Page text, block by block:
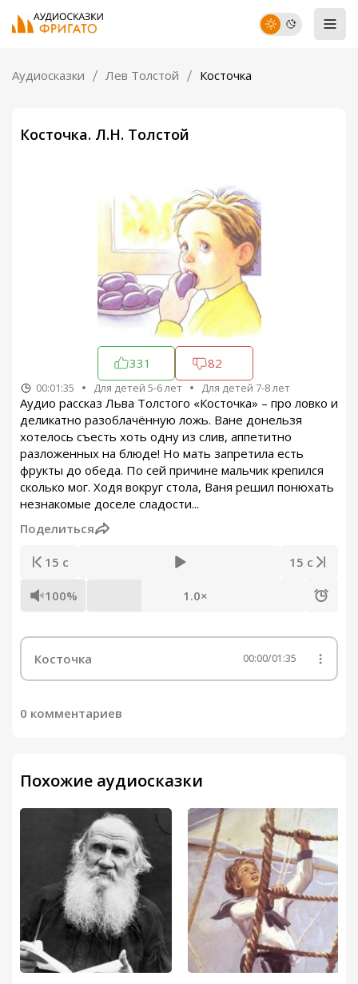
Аудиосказки Лев Толстой Косточка
Косточка. Л.Н. Толстой
331 82
00:01:35 Для детей 5-6 лет Для детей 7-8 лет
Аудио рассказ Льва Толстого «Косточка» – про ловко и
деликатно разоблачённую ложь. Ване донельзя
хотелось съесть хоть одну из слив, аппетитно
разложенных на блюде! Но мать запретила есть
фрукты до обеда. По сей причине мальчик крепился
сколько мог. Ходя вокруг стола, Ваня решил понюхать
незнакомые доселе сладости...
Поделиться
15 с 15 с
100% 1.0×
Косточка 00:00/01:35
0 комментариев
Похожие аудиосказки